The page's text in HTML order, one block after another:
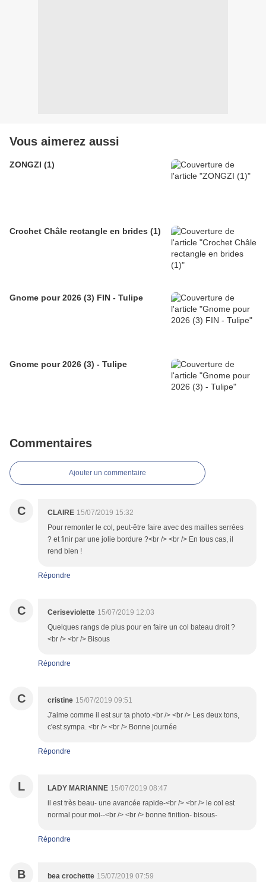
Vous aimerez aussi
ZONGZI (1)
Crochet Châle rectangle en brides (1)
Gnome pour 2026 (3) FIN - Tulipe
Gnome pour 2026 (3) - Tulipe
Commentaires
Ajouter un commentaire
C CLAIRE 15/07/2019 15:32
Pour remonter le col, peut-être faire avec des mailles serrées
? et finir par une jolie bordure ?<br /> <br /> En tous cas, il
rend bien !
Répondre
C Ceriseviolette 15/07/2019 12:03
Quelques rangs de plus pour en faire un col bateau droit ?
<br /> <br /> Bisous
Répondre
C cristine 15/07/2019 09:51
J'aime comme il est sur ta photo.<br /> <br /> Les deux tons,
c'est sympa. <br /> <br /> Bonne journée
Répondre
L LADY MARIANNE 15/07/2019 08:47
il est très beau- une avancée rapide-<br /> <br /> le col est
normal pour moi--<br /> <br /> bonne finition- bisous-
Répondre
B bea crochette 15/07/2019 07:59